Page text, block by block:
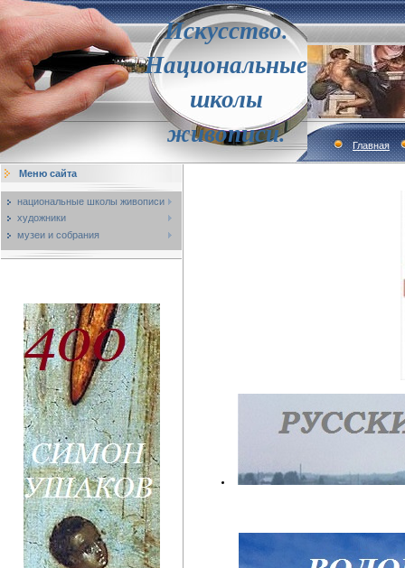
Искусство.
Национальные
школы
живописи.
Главная
Меню сайта
национальные школы живописи
художники
музеи и собрания